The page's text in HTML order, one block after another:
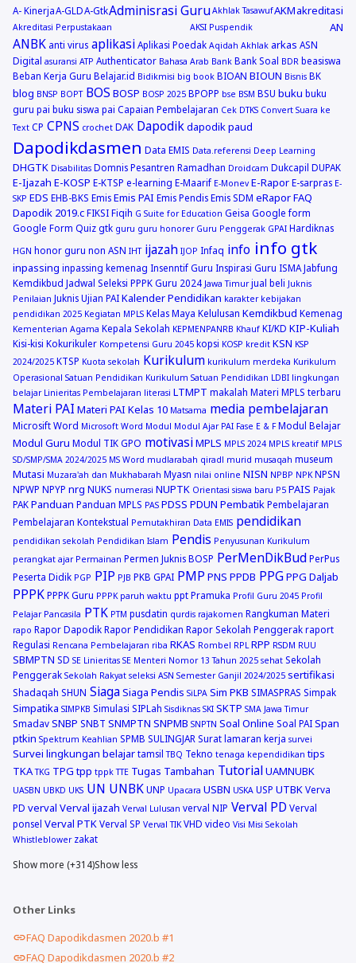
A- KinerjaA-GLDA-GtkAdminisrasi GuruAkhlak TasawufAKMakreditasi
Akreditasi Perpustakaan AKSI Puspendik AN
ANBK anti virus aplikasi Aplikasi Poedak Aqidah Akhlak arkas ASN
Digital asuransi ATP Authenticator Bahasa Arab Bank Bank Soal BDR beasiswa
Beban Kerja Guru Belajar.id Bidikmisi big book BIOAN BIOUN Bisnis BK
blog BNSP BOPT BOS BOSP BOSP 2025 BPOPP bse BSM BSU buku buku
guru pai buku siswa pai Capaian Pembelajaran Cek DTKS Convert Suara ke
Text CP CPNS crochet DAK Dapodikdapodik paud
Dapodikdasmen Data EMIS Data.referensi Deep Learning
DHGTK Disabilitas Domnis Pesantren Ramadhan Droidcam Dukcapil DUPAK
E-Ijazah E-KOSP E-KTSP e-learning E-Maarif E-Monev E-Rapor E-sarpras E-
SKP EDS EHB-BKS Emis Emis PAI Emis Pendis Emis SDM eRaporFAQ
Dapodik 2019.c FIKSI Fiqih G Suite for Education Geisa Google form
Google Form Quiz gtk guru guru honorer Guru Penggerak GPAI Hardiknas
HGN honor guru non ASN IHT ijazah IJOP Infaq info info gtk
inpassing inpassing kemenag Insenntif Guru Inspirasi Guru ISMA Jabfung
Kemdikbud Jadwal Seleksi PPPK Guru 2024 Jawa Timur jual beli Juknis
Penilaian Juknis Ujian PAI Kalender Pendidikan karakter kebijakan
pendidikan 2025 Kegiatan MPLS Kelas Maya Kelulusan Kemdikbud Kemenag
Kementerian Agama Kepala Sekolah KEPMENPANRB Khauf KI/KD KIP-Kuliah
Kisi-kisi Kokurikuler Kompetensi Guru 2045 kopsi KOSP kredit KSN KSP
2024/2025 KTSP Kuota sekolah Kurikulum kurikulum merdeka Kurikulum
Operasional Satuan Pendidikan Kurikulum Satuan Pendidikan LDBI lingkungan
belajar Linieritas Pembelajaran literasi LTMPT makalah Materi MPLS terbaru
Materi PAI Materi PAI Kelas 10 Matsama media pembelajaran
Microsift Word Microsoft Word Modul Modul Ajar PAI Fase E & F Modul Belajar
Modul Guru Modul TIK GPO motivasiMPLS MPLS 2024 MPLS kreatif MPLS
SD/SMP/SMA 2024/2025 MS Word mudlarabah qiradl murid musaqah museum
Mutasi Muzara'ah dan Mukhabarah Myasn nilai online NISN NPBP NPK NPSN
NPWP NPYP nrg NUKS numerasi NUPTK Orientasi siswa baru P5 PAIS Pajak
PAK Panduan Panduan MPLS PAS PDSS PDUN Pembatik Pembelajaran
Pembelajaran Kontekstual Pemutakhiran Data EMIS pendidikan
pendidikan sekolah Pendidikan Islam Pendis Penyusunan Kurikulum
perangkat ajar Permainan Permen Juknis BOSP PerMenDikBud PerPus
Peserta Didik PGP PIP PJB PKB GPAI PMP PNS PPDB PPGPPG Daljab
PPPK PPPK Guru PPPK paruh waktu ppt Pramuka Profil Guru 2045 Profil
Pelajar Pancasila PTK PTM pusdatin qurdis rajakomen Rangkuman Materi
rapo Rapor Dapodik Rapor Pendidikan Rapor Sekolah Penggerak raport
Regulasi Rencana Pembelajaran riba RKAS Rombel RPL RPP RSDM RUU
SBMPTN SD SE Linieritas SE Menteri Nomor 13 Tahun 2025 sehat Sekolah
Penggerak Sekolah Rakyat seleksi ASN Semester Ganjil 2024/2025 sertifikasi
Shadaqah SHUN SiagaSiaga Pendis SiLPA Sim PKB SIMASPRAS Simpak
Simpatika SIMPKB Simulasi SIPLah Sisdiknas SKI SKTP SMA Jawa Timur
Smadav SNBP SNBT SNMPTN SNPMB SNPTN Soal Online Soal PAI Span
ptkin Spektrum Keahlian SPMB SULINGJAR Surat lamaran kerja survei
Survei lingkungan belajar tamsil TBQ Tekno tenaga kependidikan tips
TKA TKG TPG tpp tppk TTE Tugas Tambahan TutorialUAMNUBK
UASBN UBKD UKS UN UNBK UNP Upacara USBN USKA USP UTBK Verva
PD verval Verval ijazah Verval Lulusan verval NIP Verval PD Verval
ponsel Verval PTK Verval SP Verval TIK VHD video Visi Misi Sekolah
Whistleblower zakat
Show more (+314)Show less
Other Links
FAQ Dapodikdasmen 2020.b #1
FAQ Dapodikdasmen 2020.b #2